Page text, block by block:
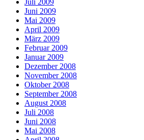
Juli 2009
Juni 2009
Mai 2009
April 2009
März 2009
Februar 2009
Januar 2009
Dezember 2008
November 2008
Oktober 2008
September 2008
August 2008
Juli 2008
Juni 2008
Mai 2008